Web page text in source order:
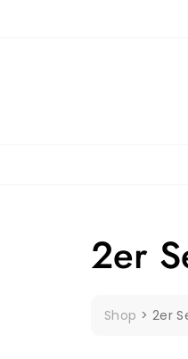
2er
Shop > 2er